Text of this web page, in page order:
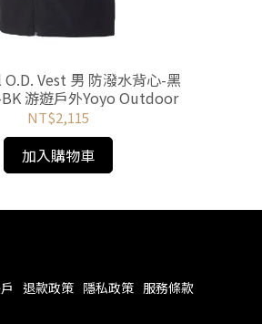
Vest 男 防潑水背心-黑
游遊戶外Yoyo Outdoor
NT$2,115
加入購物車
退款政策 隱私政策 服務條款